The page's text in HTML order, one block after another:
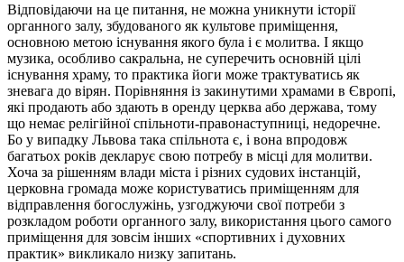
Відповідаючи на це питання, не можна уникнути історії
органного залу, збудованого як культове приміщення,
основною метою існування якого була і є молитва. І якщо
музика, особливо сакральна, не суперечить основній цілі
існування храму, то практика йоги може трактуватись як
зневага до вірян. Порівняння із закинутими храмами в Європі,
які продають або здають в оренду церква або держава, тому
що немає релігійної спільноти-правонаступниці, недоречне.
Бо у випадку Львова така спільнота є, і вона впродовж
багатьох років декларує свою потребу в місці для молитви.
Хоча за рішенням влади міста і різних судових інстанцій,
церковна громада може користуватись приміщенням для
відправлення богослужінь, узгоджуючи свої потреби з
розкладом роботи органного залу, використання цього самого
приміщення для зовсім інших «спортивних і духовних
практик» викликало низку запитань.